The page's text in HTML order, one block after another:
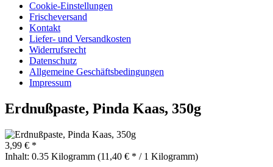
Cookie-Einstellungen
Frischeversand
Kontakt
Liefer- und Versandkosten
Widerrufsrecht
Datenschutz
Allgemeine Geschäftsbedingungen
Impressum
Erdnußpaste, Pinda Kaas, 350g
3,99 € *
Inhalt: 0.35 Kilogramm (11,40 € * / 1 Kilogramm)